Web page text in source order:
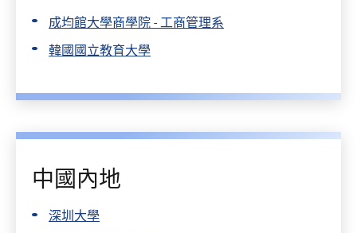
成均館大學商學院 - 工商管理系
韓國國立教育大學
中國內地
深圳大學